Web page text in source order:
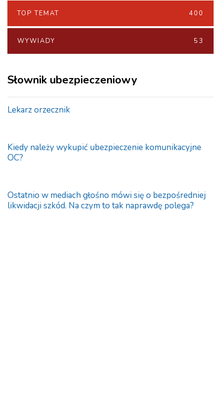
TOP TEMAT 400
WYWIADY 53
Słownik ubezpieczeniowy
Lekarz orzecznik
Kiedy należy wykupić ubezpieczenie komunikacyjne
OC?
Ostatnio w mediach głośno mówi się o bezpośredniej
likwidacji szkód. Na czym to tak naprawdę polega?